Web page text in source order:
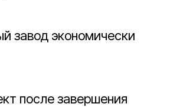
завод экономически
после завершения